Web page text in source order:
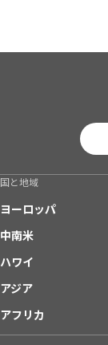
国と地域
ヨーロッパ
中南米
ハワイ
アジア
アフリカ